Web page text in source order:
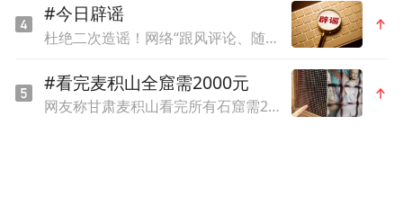
提升“庐山天下悠”的国际品牌价值双目标，
在投资、管理、影响、服务等方面布局。
张辉进而阐释了庐山文旅业态近年来的精进
#今日辟谣
杜绝二次造谣！网络“跟风评论、随意脑补”素养课
#看完麦积山全窟需2000元
网友称甘肃麦积山看完所有石窟需2000元，景区回应